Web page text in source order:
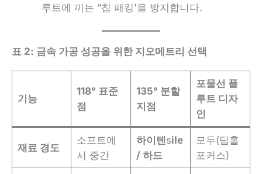
루트에 끼는 “칩 패킹'을 방지합니다.
표 2: 금속 가공 성공을 위한 지오메트리 선택
기능
118° 표준
점
135° 분할
지점
포물선 플
루트 디자
인
재료 경도
소프트에
서 중간
하이텐sile
/ 하드
모두(딥홀
포커스)